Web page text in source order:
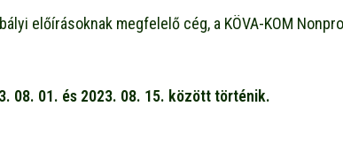
előírásoknak megfelelő cég, a KÖVA-KOM
08. 01. és 2023. 08. 15. között történik.